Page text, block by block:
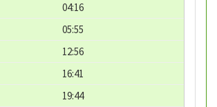
04:16
05:55
12:56
16:41
19:44